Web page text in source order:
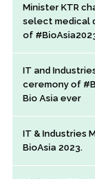
Minister KTR
select medical
of
IT and
ceremony of
Bio Asia ever
IT & Industries
BioAsia 2023.